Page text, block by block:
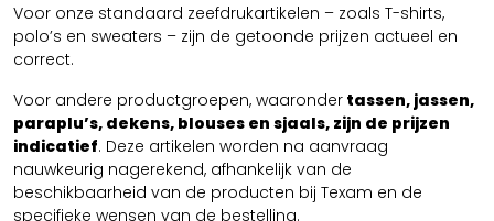
Voor onze standaard zeefdrukartikelen – zoals T-shirts,
polo’s en sweaters – zijn de getoonde prijzen actueel en
correct.
Voor andere productgroepen, waaronder tassen, jassen,
paraplu’s, dekens, blouses en sjaals, zijn de prijzen
indicatief. Deze artikelen worden na aanvraag
nauwkeurig nagerekend, afhankelijk van de
beschikbaarheid van de producten bij Texam en de
specifieke wensen van de bestelling.